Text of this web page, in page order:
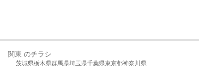
関東 のチラシ
茨城県栃木県群馬県埼玉県千葉県東京都神奈川県